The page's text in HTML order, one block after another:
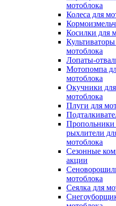
мотоблока
Колеса для
Косилки для
мотоблока
Лопаты-
Мотопомпа
мотоблока
Окучники для
мотоблока
Плуги для
Пропольники
рыхлители
мотоблока
Сезонные
акции
мотоблока
Сеялка для